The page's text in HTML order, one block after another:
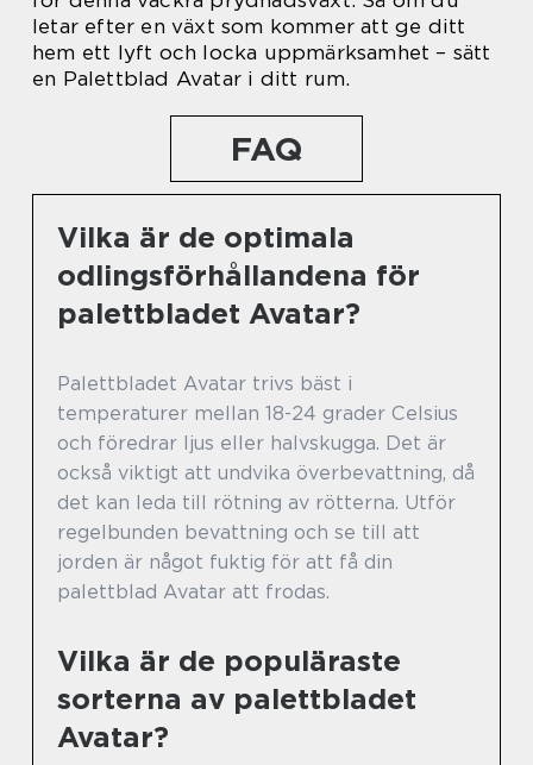
letar efter en växt som kommer att ge ditt
hem ett lyft och locka uppmärksamhet – sätt
en Palettblad Avatar i ditt rum.
FAQ
Vilka är de optimala
odlingsförhållandena för
palettbladet Avatar?
Palettbladet Avatar trivs bäst i
temperaturer mellan 18-24 grader Celsius
och föredrar ljus eller halvskugga. Det är
också viktigt att undvika överbevattning, då
det kan leda till rötning av rötterna. Utför
regelbunden bevattning och se till att
jorden är något fuktig för att få din
palettblad Avatar att frodas.
Vilka är de populäraste
sorterna av palettbladet
Avatar?